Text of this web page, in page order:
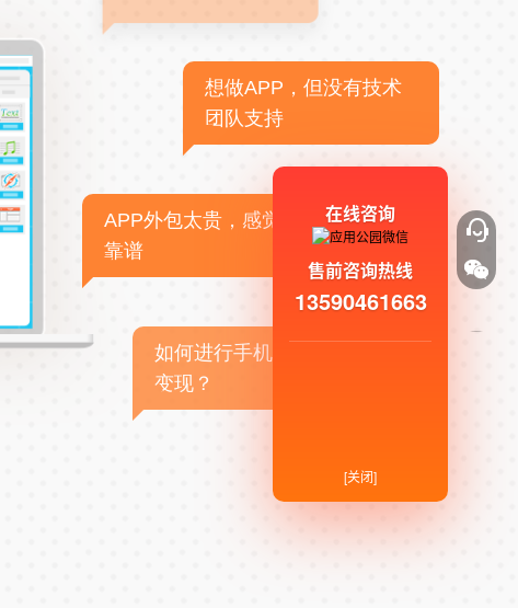
想做APP，但没有技术
团队支持
APP外包太贵，感觉不
靠谱
如何进行手机APP商业
变现？
在线咨询
售前咨询热线
13590461663
[关闭]